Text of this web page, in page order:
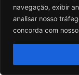
navegação, exibir
analisar nosso
concorda com